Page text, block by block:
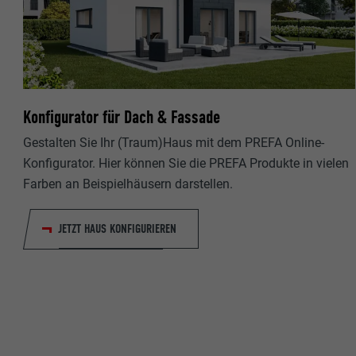
Konfigurator für Dach & Fassade
Gestalten Sie Ihr (Traum)Haus mit dem PREFA Online-
Konfigurator. Hier können Sie die PREFA Produkte in vielen
Farben an Beispielhäusern darstellen.
JETZT HAUS KONFIGURIEREN
Name
Anbieter
Name
Anbieter